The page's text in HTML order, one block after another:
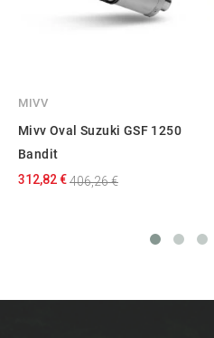
MIVV
Mivv Oval Suzuki GSF 1250
Bandit
312,82 €406,26 €